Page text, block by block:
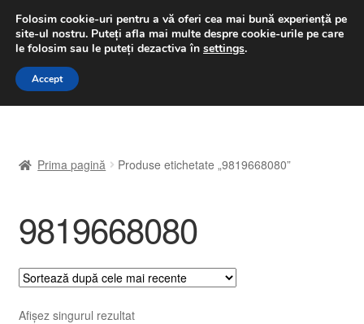
LIVRARE de la 33 lei
luni-vineri 9 a.m. - 4 p.m.031 229 6816
Sari
Sari
A lua legatura
Contul meu
Coș
Despre noi
Prima pagină Produse etichetate „9819668080”
9819668080
Afișez singurul rezultat
Folosim cookie-uri pentru a vă oferi cea mai bună experiență pe
site-ul nostru. Puteți afla mai multe despre cookie-urile pe care
le folosim sau le puteți dezactiva în settings.
Accept